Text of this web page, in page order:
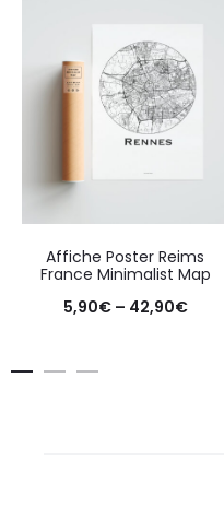
Affiche Poster Reims
France Minimalist Map
5,90€ – 42,90€Price